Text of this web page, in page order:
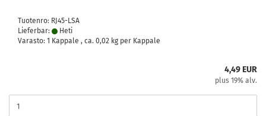
Tuotenro: RJ45-LSA
Lieferbar:
Heti
Varasto: 1 Kappale , ca. 0,02 kg per Kappale
4,49 EUR
plus 19% alv.